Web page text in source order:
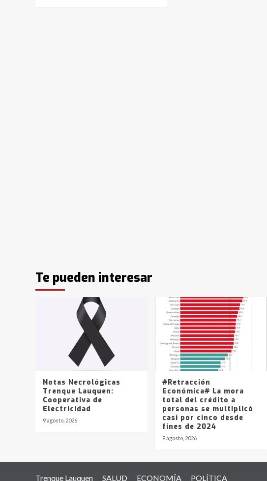
Te pueden interesar
Notas Necrológicas
Trenque Lauquen:
Cooperativa de
Electricidad
9 agosto, 2026
#Retracción
Económica# La mora
total del crédito a
personas se multiplicó
casi por cinco desde
fines de 2024
9 agosto, 2026
Trenque Lauquen SALUD ECONOMÍA POLÍTICA